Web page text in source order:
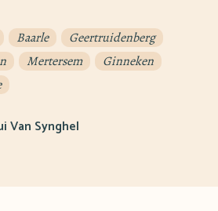
Baarle
Geertruidenberg
Mertersem
Ginneken
Van Synghel